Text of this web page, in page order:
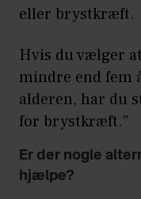
eller brystkræft.
Hvis du vælger
mindre end fem
alderen, har du
for brystkræft.”
Er der nogle
hjælpe?